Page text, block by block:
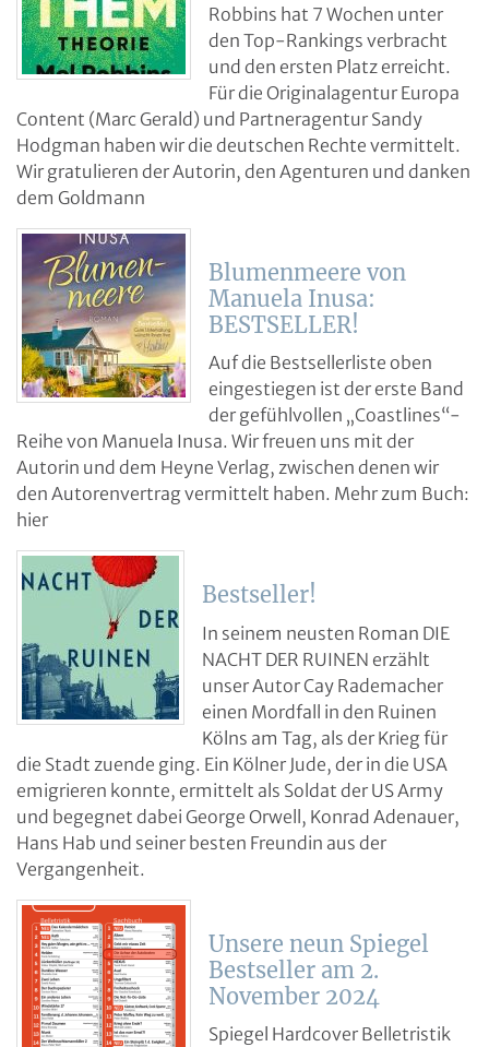
Robbins hat 7 Wochen unter
den Top-Rankings verbracht
und den ersten Platz erreicht.
Für die Originalagentur Europa
Content (Marc Gerald) und Partneragentur Sandy
Hodgman haben wir die deutschen Rechte vermittelt.
Wir gratulieren der Autorin, den Agenturen und danken
dem Goldmann
Blumenmeere von
Manuela Inusa:
BESTSELLER!
Auf die Bestsellerliste oben
eingestiegen ist der erste Band
der gefühlvollen „Coastlines“-
Reihe von Manuela Inusa. Wir freuen uns mit der
Autorin und dem Heyne Verlag, zwischen denen wir
den Autorenvertrag vermittelt haben. Mehr zum Buch:
hier
Bestseller!
In seinem neusten Roman DIE
NACHT DER RUINEN erzählt
unser Autor Cay Rademacher
einen Mordfall in den Ruinen
Kölns am Tag, als der Krieg für
die Stadt zuende ging. Ein Kölner Jude, der in die USA
emigrieren konnte, ermittelt als Soldat der US Army
und begegnet dabei George Orwell, Konrad Adenauer,
Hans Hab und seiner besten Freundin aus der
Vergangenheit.
Unsere neun Spiegel
Bestseller am 2.
November 2024
Spiegel Hardcover Belletristik